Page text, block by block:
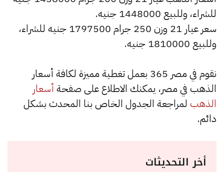
للشراء، وللبيع 1448000 جنيه.
سعر عيار 21 وزن 250 جرام 1797500 جنيه للشراء،
وللبيع 1810000 جنيه.
نقوم في مصر 365 بعمل تغطية مميزة لكافة أسعار
الذهب في مصر، يمكنك الاطلاع على صفحة أسعار
الذهب لمراجعة الجدول الخاص بنا المحدث بشكل
دائم.
أخر التحديثات